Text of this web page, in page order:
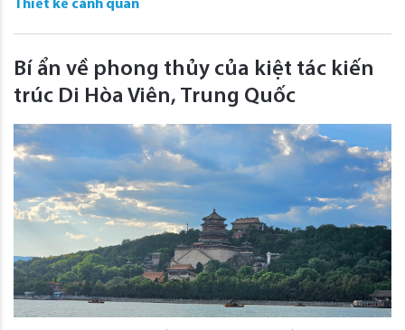
Thiết kế cảnh quan
Bí ẩn về phong thủy của kiệt tác kiến
trúc Di Hòa Viên, Trung Quốc